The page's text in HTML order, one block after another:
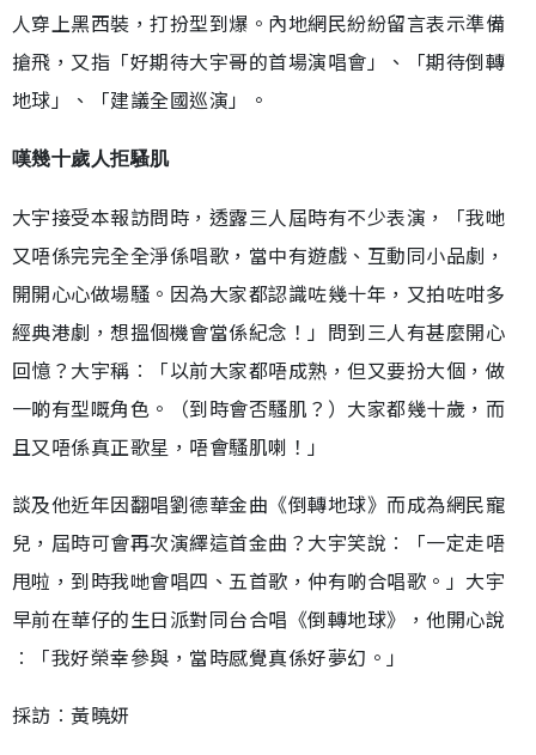
人穿上黑西裝，打扮型到爆。內地網民紛紛留言表示準備
搶飛，又指「好期待大宇哥的首場演唱會」、「期待倒轉
地球」、「建議全國巡演」。
嘆幾十歲人拒騷肌
大宇接受本報訪問時，透露三人屆時有不少表演，「我哋
又唔係完完全全淨係唱歌，當中有遊戲、互動同小品劇，
開開心心做場騷。因為大家都認識咗幾十年，又拍咗咁多
經典港劇，想搵個機會當係紀念！」問到三人有甚麼開心
回憶？大宇稱︰「以前大家都唔成熟，但又要扮大個，做
一啲有型嘅角色。（到時會否騷肌？）大家都幾十歲，而
且又唔係真正歌星，唔會騷肌喇！」
談及他近年因翻唱劉德華金曲《倒轉地球》而成為網民寵
兒，屆時可會再次演繹這首金曲？大宇笑說︰「一定走唔
甩啦，到時我哋會唱四、五首歌，仲有啲合唱歌。」大宇
早前在華仔的生日派對同台合唱《倒轉地球》，他開心說
︰「我好榮幸參與，當時感覺真係好夢幻。」
採訪︰黃曉妍